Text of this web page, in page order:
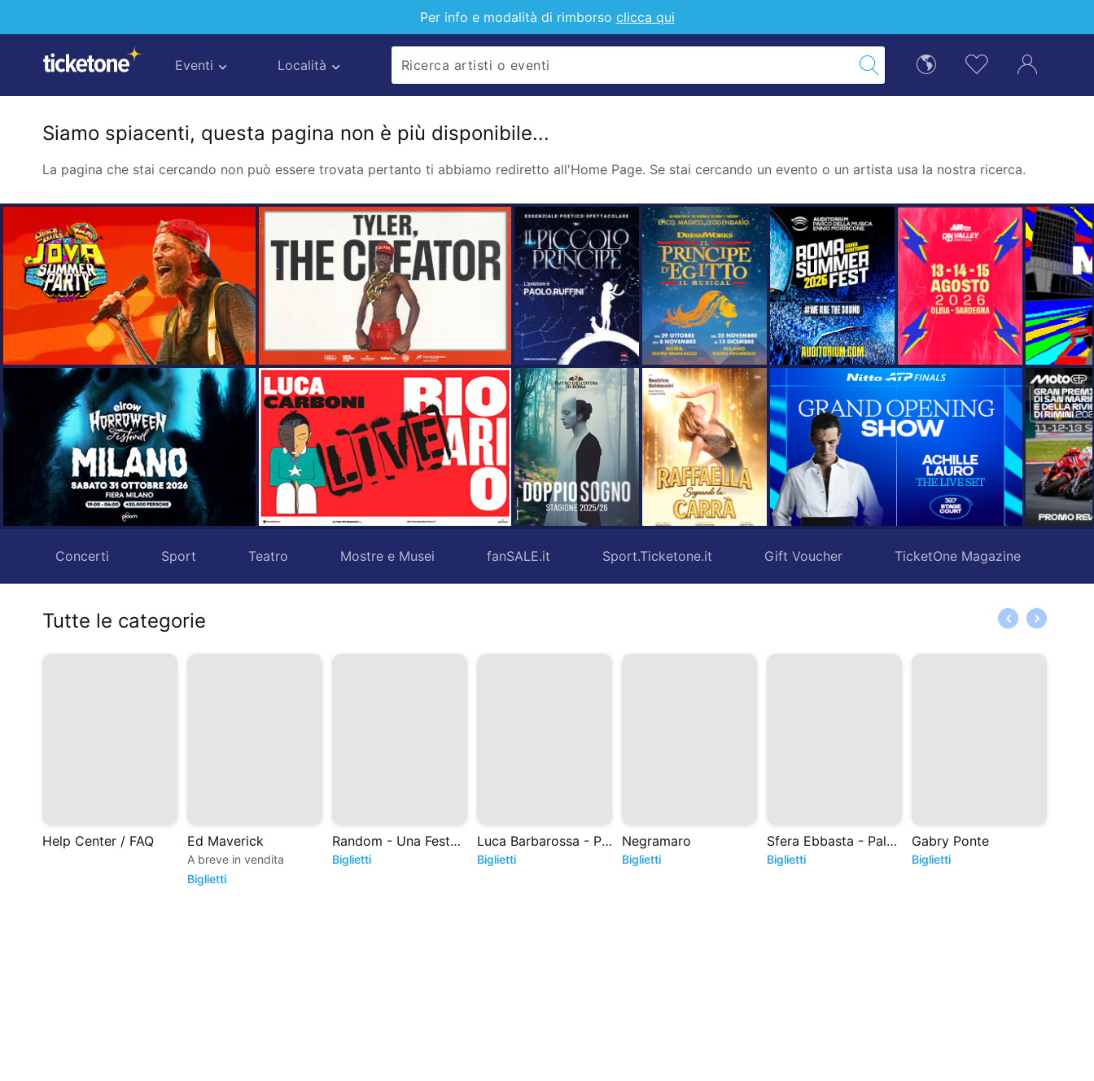
Per info e modalità di rimborso clicca qui
Eventi Località
Siamo spiacenti, questa pagina non è più disponibile...
La pagina che stai cercando non può essere trovata pertanto ti abbiamo rediretto all'Home Page. Se stai cercando un evento o un artista usa la nostra ricerca.
Concerti Sport Teatro Mostre e Musei fanSALE.it Sport.Ticketone.it Gift Voucher TicketOne Magazine
Tutte le categorie
Help Center / FAQ Ed Maverick
A breve in vendita
Biglietti
Random - Una Festa a Caso
Biglietti
Luca Barbarossa - Pepita Live Club
Biglietti
Negramaro
Biglietti
Sfera Ebbasta - Palasport 2027
Biglietti
Gabry Ponte
Biglietti